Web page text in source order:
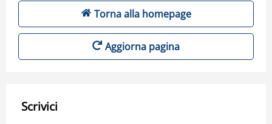
Torna alla homepage
Aggiorna pagina
Scrivici